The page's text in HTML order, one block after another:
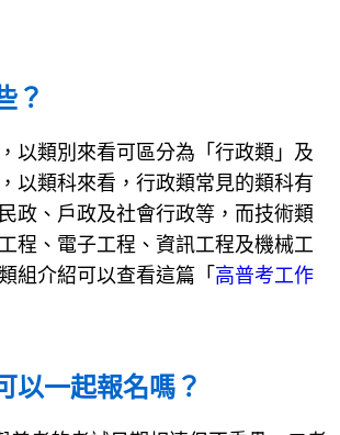
？
以類別來看可區分為「行政類」及
以類科來看，行政類常見的類科有
政、戶政及社會行政等，而技術類
程、電子工程、資訊工程及機械工
組介紹可以查看這篇「 高普考工作
以一起報名嗎？